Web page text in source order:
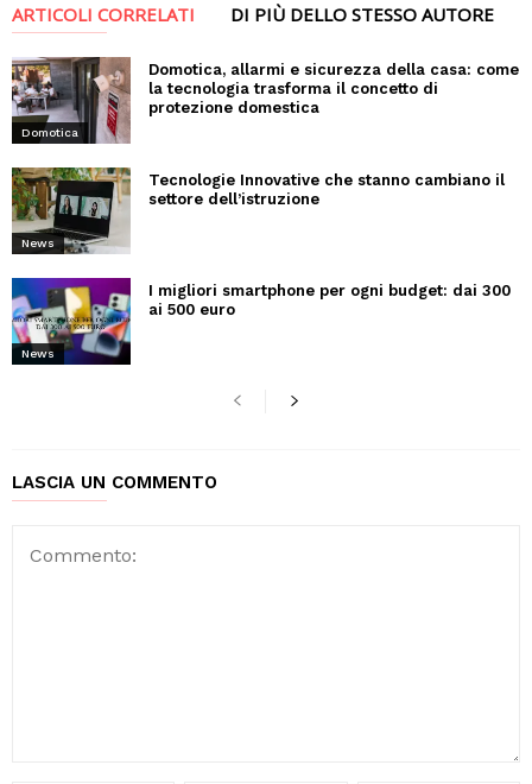
ARTICOLI CORRELATI DI PIÙ DELLO STESSO AUTORE
Domotica
Domotica, allarmi e sicurezza della casa: come
la tecnologia trasforma il concetto di
protezione domestica
News
Tecnologie Innovative che stanno cambiano il
settore dell’istruzione
News
I migliori smartphone per ogni budget: dai 300
ai 500 euro
LASCIA UN COMMENTO